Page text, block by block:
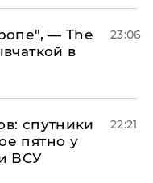
— The
в
23:06
спутники
пятно у
ВСУ
22:21